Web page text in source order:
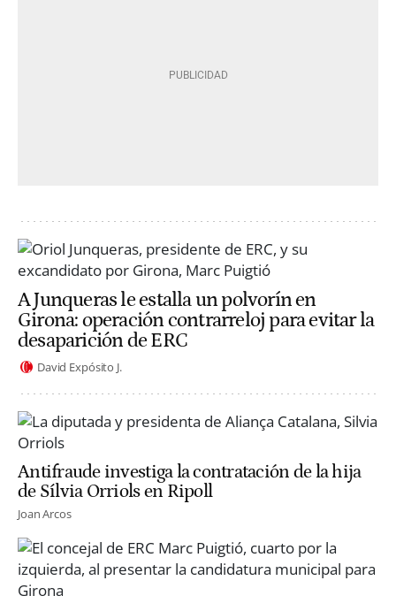
A Junqueras le estalla un polvorín en
Girona: operación contrarreloj para evitar la
desaparición de ERC
David Expósito J.
Antifraude investiga la contratación de la hija
de Sílvia Orriols en Ripoll
Joan Arcos